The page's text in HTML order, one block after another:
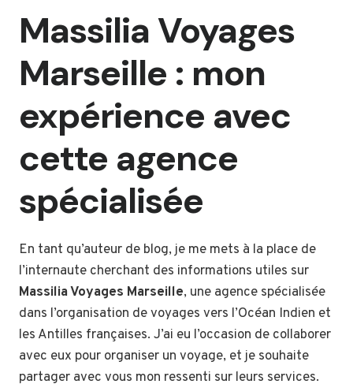
Massilia Voyages
Marseille : mon
expérience avec
cette agence
spécialisée
En tant qu’auteur de blog, je me mets à la place de
l’internaute cherchant des informations utiles sur
Massilia Voyages Marseille, une agence spécialisée
dans l’organisation de voyages vers l’Océan Indien et
les Antilles françaises. J’ai eu l’occasion de collaborer
avec eux pour organiser un voyage, et je souhaite
partager avec vous mon ressenti sur leurs services.